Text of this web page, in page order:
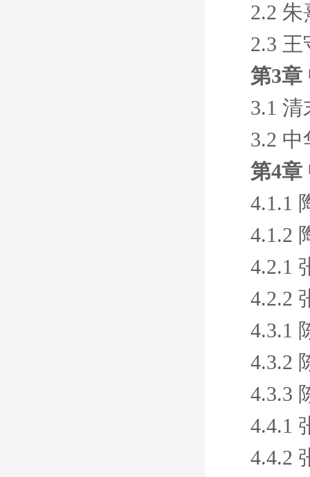
2.2
2.3
第3章
3.1
3.2
第4章
4.1.1
4.1.2
4.2.1
4.2.2
4.3.1
4.3.2
4.3.3
4.4.1
4.4.2